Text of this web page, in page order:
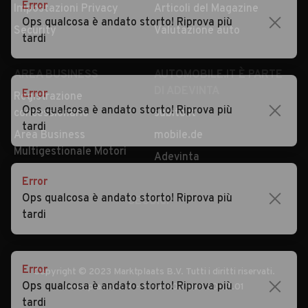
Impostazioni Privacy
Security
Articoli del Magazine
Valutazione auto
AREA BUSINESS
Registrazione
concessionario
Area Business
Multigestionale Motori
AUTOMOBILE.IT È PARTE
subito.it
mobile.de
Adevinta
SEGUICI
Copyright © 2023 Marktplaats B.V. Tutti i diritti riservati.
Marktplaats B.V. - P.IVA 803.603.307.B.01
Error
Ops qualcosa è andato storto! Riprova più
tardi
Error
Ops qualcosa è andato storto! Riprova più
tardi
Error
Ops qualcosa è andato storto! Riprova più
tardi
Error
Ops qualcosa è andato storto! Riprova più
tardi